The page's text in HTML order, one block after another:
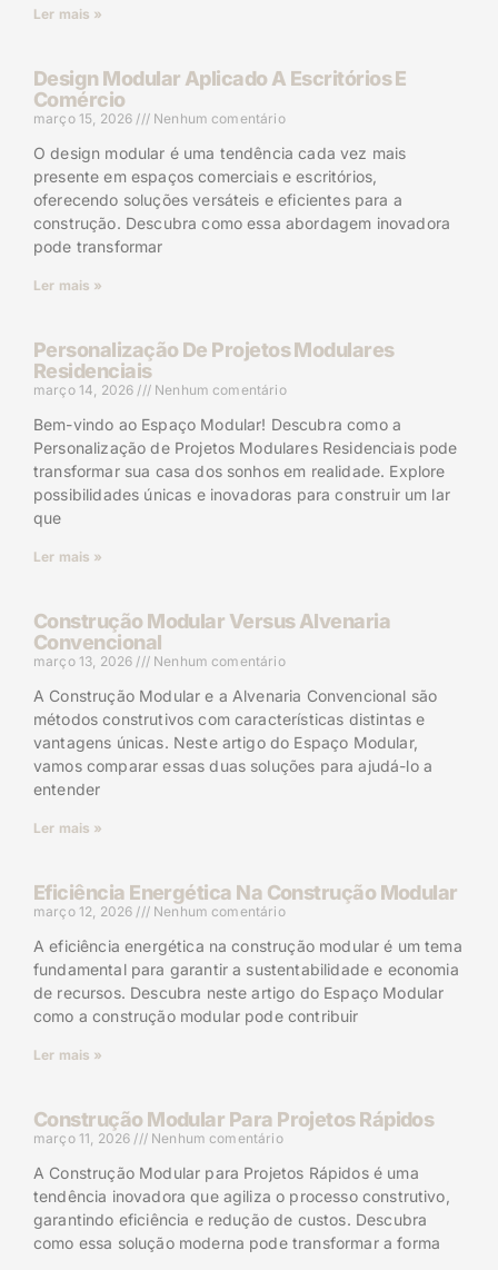
Ler mais »
Design Modular Aplicado A Escritórios E
Comércio
março 15, 2026 Nenhum comentário
O design modular é uma tendência cada vez mais
presente em espaços comerciais e escritórios,
oferecendo soluções versáteis e eficientes para a
construção. Descubra como essa abordagem inovadora
pode transformar
Ler mais »
Personalização De Projetos Modulares
Residenciais
março 14, 2026 Nenhum comentário
Bem-vindo ao Espaço Modular! Descubra como a
Personalização de Projetos Modulares Residenciais pode
transformar sua casa dos sonhos em realidade. Explore
possibilidades únicas e inovadoras para construir um lar
que
Ler mais »
Construção Modular Versus Alvenaria
Convencional
março 13, 2026 Nenhum comentário
A Construção Modular e a Alvenaria Convencional são
métodos construtivos com características distintas e
vantagens únicas. Neste artigo do Espaço Modular,
vamos comparar essas duas soluções para ajudá-lo a
entender
Ler mais »
Eficiência Energética Na Construção Modular
março 12, 2026 Nenhum comentário
A eficiência energética na construção modular é um tema
fundamental para garantir a sustentabilidade e economia
de recursos. Descubra neste artigo do Espaço Modular
como a construção modular pode contribuir
Ler mais »
Construção Modular Para Projetos Rápidos
março 11, 2026 Nenhum comentário
A Construção Modular para Projetos Rápidos é uma
tendência inovadora que agiliza o processo construtivo,
garantindo eficiência e redução de custos. Descubra
como essa solução moderna pode transformar a forma